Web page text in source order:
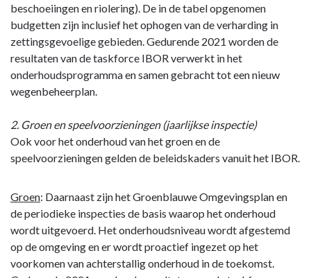
beschoeiingen en riolering). De in de tabel opgenomen
budgetten zijn inclusief het ophogen van de verharding in
zettingsgevoelige gebieden. Gedurende 2021 worden de
resultaten van de taskforce IBOR verwerkt in het
onderhoudsprogramma en samen gebracht tot een nieuw
wegenbeheerplan.
2. Groen en speelvoorzieningen (jaarlijkse inspectie)
Ook voor het onderhoud van het groen en de
speelvoorzieningen gelden de beleidskaders vanuit het IBOR.
Groen: Daarnaast zijn het Groenblauwe Omgevingsplan en
de periodieke inspecties de basis waarop het onderhoud
wordt uitgevoerd. Het onderhoudsniveau wordt afgestemd
op de omgeving en er wordt proactief ingezet op het
voorkomen van achterstallig onderhoud in de toekomst.